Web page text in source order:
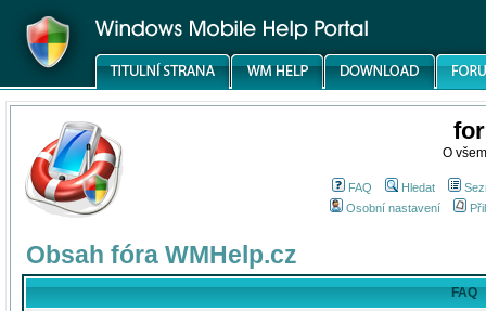
O
FAQ Hledat
Osobní nastavení
Obsah fóra WMHelp.cz
FAQ